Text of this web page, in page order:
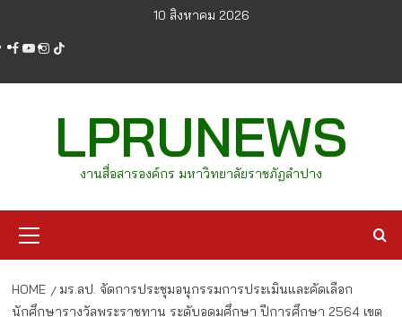
content
10 สิงหาคม 2026
facebook
youtube
instagram
tiktok
LPRUNEWS
งานสื่อสารองค์กร มหาวิทยาลัยราชภัฏลำปาง
Menu
HOME
มร.ลป. จัดการประชุมอนุกรรมการประเมินและคัดเลือก
นักศึกษารางวัลพระราชทาน ระดับอุดมศึกษา ปีการศึกษา 2564 เขต